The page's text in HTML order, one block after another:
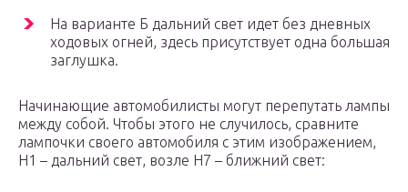
На варианте Б дальний свет идет без дневных
ходовых огней, здесь присутствует одна большая
заглушка.
Начинающие автомобилисты могут перепутать лампы
между собой. Чтобы этого не случилось, сравните
лампочки своего автомобиля с этим изображением,
H1 – дальний свет, возле H7 – ближний свет: